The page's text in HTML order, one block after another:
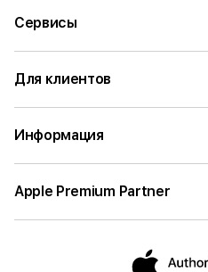
Сервисы
Для клиентов
Информация
Apple Premium Partner